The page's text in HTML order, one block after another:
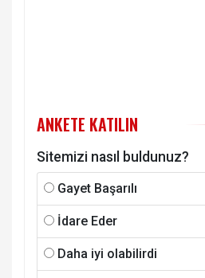
ANKETE KATILIN
Sitemizi nasıl buldunuz?
Gayet Başarılı
İdare Eder
Daha iyi olabilirdi